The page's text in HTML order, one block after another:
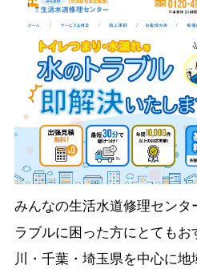
みんなの生活水道修理センタ
ラブルに困った方にとても
川・千葉・埼玉県を中心に